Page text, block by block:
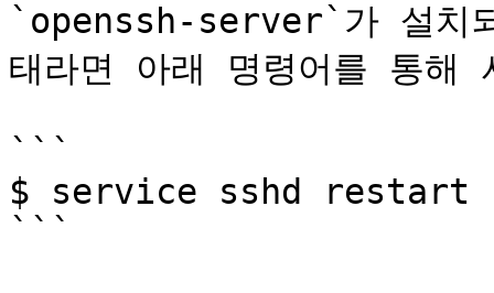
`openssh-server`가 설치
태라면 아래 명령어를 통해
```
$ service sshd restart
```